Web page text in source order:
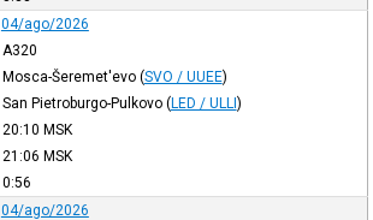
04/ago/2026
A320
Mosca-Šeremet'evo (SVO / UUEE)
San Pietroburgo-Pulkovo (LED / ULLI)
20:10 MSK
21:06 MSK
0:56
04/ago/2026